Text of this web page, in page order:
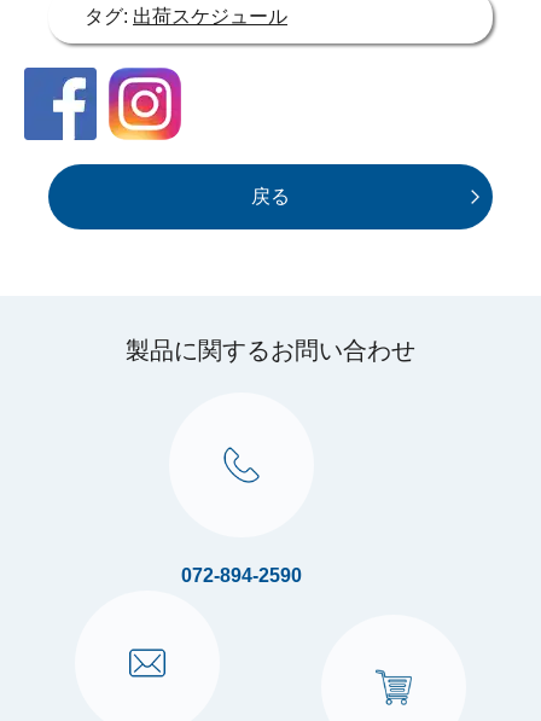
タグ: 出荷スケジュール
戻る
製品に関するお問い合わせ
072-894-2590